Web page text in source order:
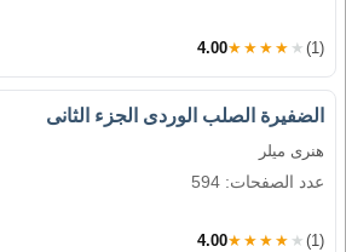
4.00★★★★★ (1)
الضفيرة الصلب الوردى الجزء الثانى
هنرى ميلر
عدد الصفحات: 594
4.00★★★★★ (1)